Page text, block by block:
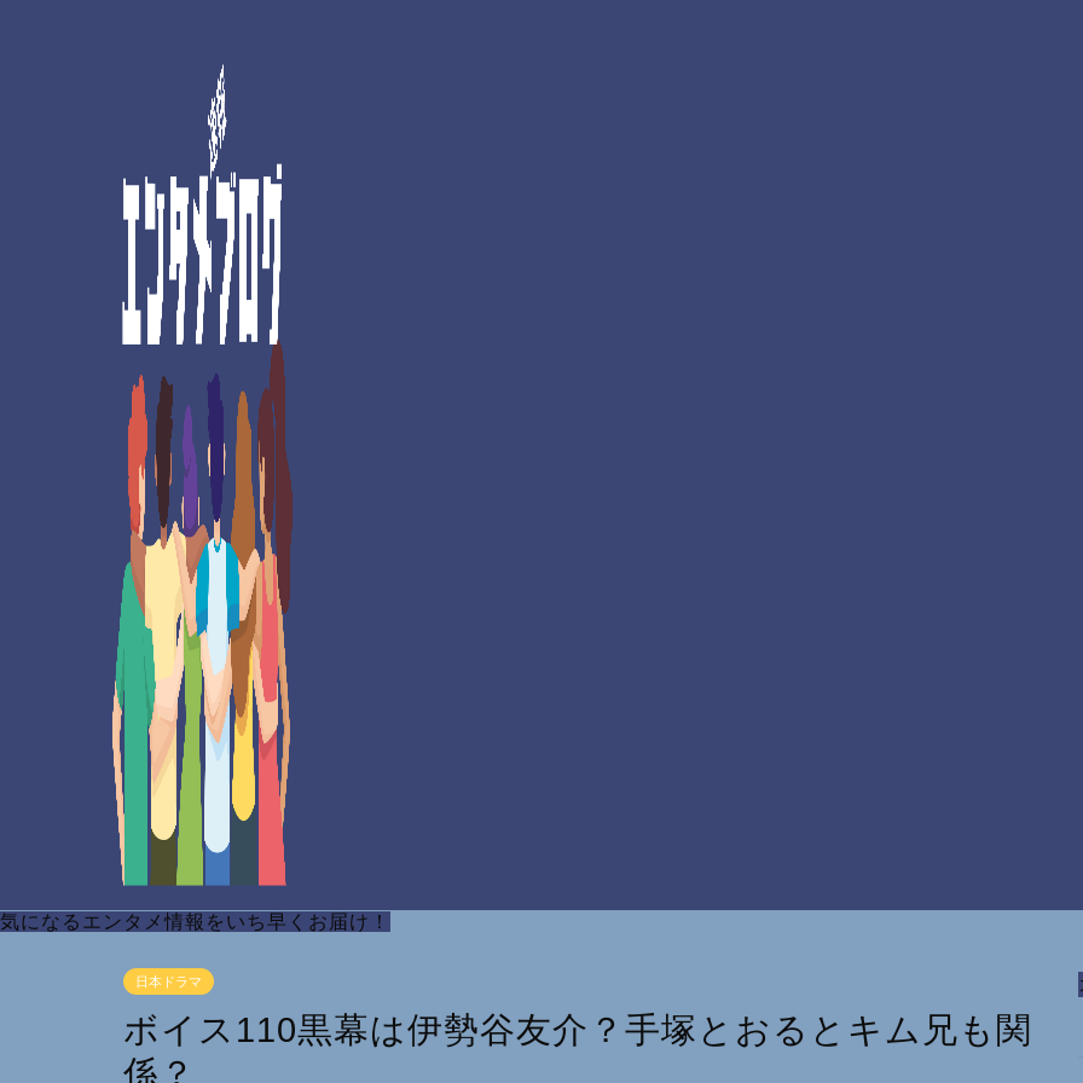
気になるエンタメ情報をいち早くお届け！
日本ドラマ
ボイス110黒幕は伊勢谷友介？手塚とおるとキム兄も関
係？